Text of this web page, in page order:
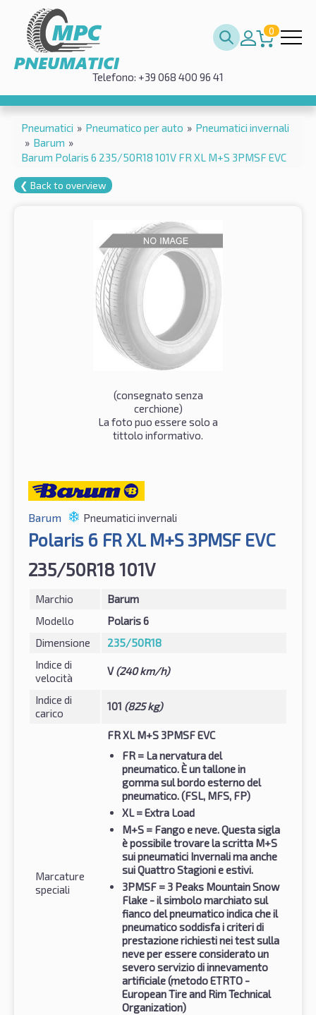
0
Telefono: +39 068 400 96 41
Pneumatici » Pneumatico per auto » Pneumatici invernali
» Barum »
Barum Polaris 6 235/50R18 101V FR XL M+S 3PMSF EVC
❮ Back to overview
(consegnato senza
cerchione)
La foto puo essere solo a
tittolo informativo.
Barum Pneumatici invernali
Polaris 6 FR XL M+S 3PMSF EVC
235/50R18 101V
Marchio
Barum
Modello
Polaris 6
Dimensione
235/50R18
Indice di
velocità
V(240 km/h)
Indice di
carico
101 (825 kg)
Marcature
speciali
FR XL M+S 3PMSF EVC
FR = La nervatura del
pneumatico. È un tallone in
gomma sul bordo esterno del
pneumatico. (FSL, MFS, FP)
XL= Extra Load
M+S = Fango e neve. Questa sigla
è possibile trovare la scritta M+S
sui pneumatici Invernali ma anche
sui Quattro Stagioni e estivi.
3PMSF = 3 Peaks Mountain Snow
Flake - il simbolo marchiato sul
fianco del pneumatico indica che il
pneumatico soddisfa i criteri di
prestazione richiesti nei test sulla
neve per essere considerato un
severo servizio di innevamento
artificiale (metodo ETRTO -
European Tire and Rim Technical
Organization)